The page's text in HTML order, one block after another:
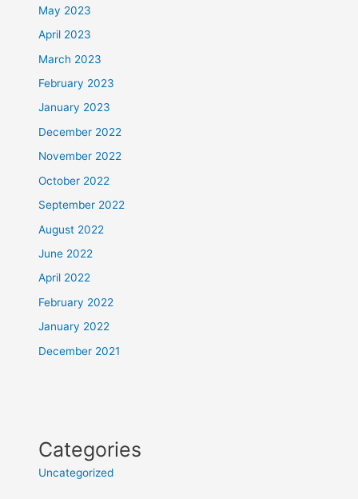
May 2023
April 2023
March 2023
February 2023
January 2023
December 2022
November 2022
October 2022
September 2022
August 2022
June 2022
April 2022
February 2022
January 2022
December 2021
Categories
Uncategorized